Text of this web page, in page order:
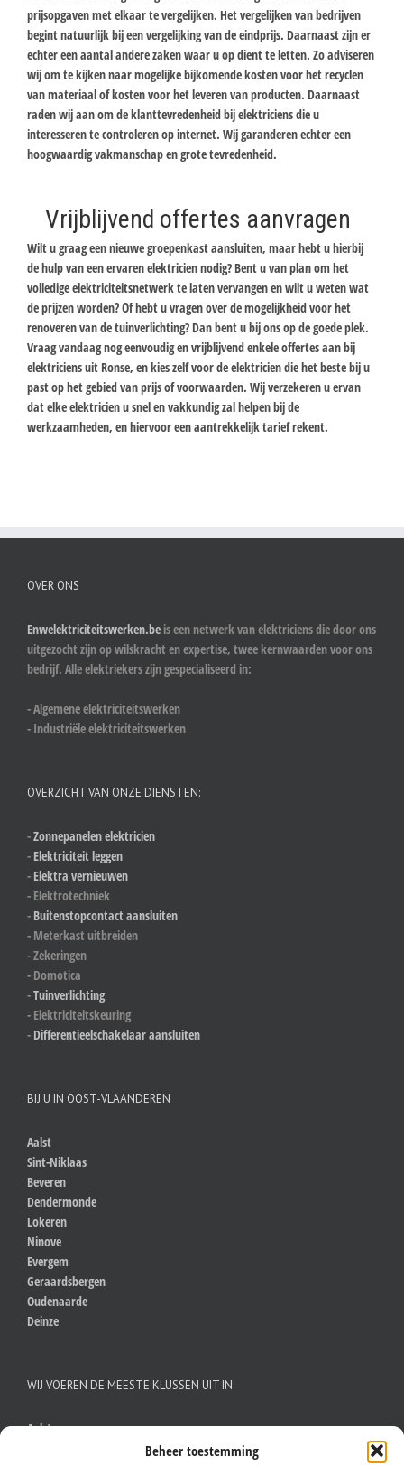
Beheer toestemming
prijsopgaven met elkaar te vergelijken. Het vergelijken van bedrijven
begint natuurlijk bij een vergelijking van de eindprijs. Daarnaast zijn er
echter een aantal andere zaken waar u op dient te letten. Zo adviseren
wij om te kijken naar mogelijke bijkomende kosten voor het recyclen
van materiaal of kosten voor het leveren van producten. Daarnaast
raden wij aan om de klanttevredenheid bij elektriciens die u
interesseren te controleren op internet. Wij garanderen echter een
hoogwaardig vakmanschap en grote tevredenheid.
Vrijblijvend offertes aanvragen
Wilt u graag een nieuwe groepenkast aansluiten, maar hebt u hierbij
de hulp van een ervaren elektricien nodig? Bent u van plan om het
volledige elektriciteitsnetwerk te laten vervangen en wilt u weten wat
de prijzen worden? Of hebt u vragen over de mogelijkheid voor het
renoveren van de tuinverlichting? Dan bent u bij ons op de goede plek.
Vraag vandaag nog eenvoudig en vrijblijvend enkele offertes aan bij
elektriciens uit Ronse, en kies zelf voor de elektricien die het beste bij u
past op het gebied van prijs of voorwaarden. Wij verzekeren u ervan
dat elke elektricien u snel en vakkundig zal helpen bij de
werkzaamheden, en hiervoor een aantrekkelijk tarief rekent.
OVER ONS
Enwelektriciteitswerken.be is een netwerk van elektriciens die door ons
uitgezocht zijn op wilskracht en expertise, twee kernwaarden voor ons
bedrijf. Alle elektriekers zijn gespecialiseerd in:
- Algemene elektriciteitswerken
- Industriële elektriciteitswerken
OVERZICHT VAN ONZE DIENSTEN:
-Zonnepanelen elektricien
- Elektriciteit leggen
- Elektra vernieuwen
- Elektrotechniek
- Buitenstopcontact aansluiten
- Meterkast uitbreiden
- Zekeringen
- Domotica
-Tuinverlichting
- Elektriciteitskeuring
- Differentieelschakelaar aansluiten
BIJ U IN OOST-VLAANDEREN
Aalst
Sint-Niklaas
Beveren
Dendermonde
Lokeren
Ninove
Evergem
Geraardsbergen
Oudenaarde
Deinze
WIJ VOEREN DE MEESTE KLUSSEN UIT IN:
Aalst